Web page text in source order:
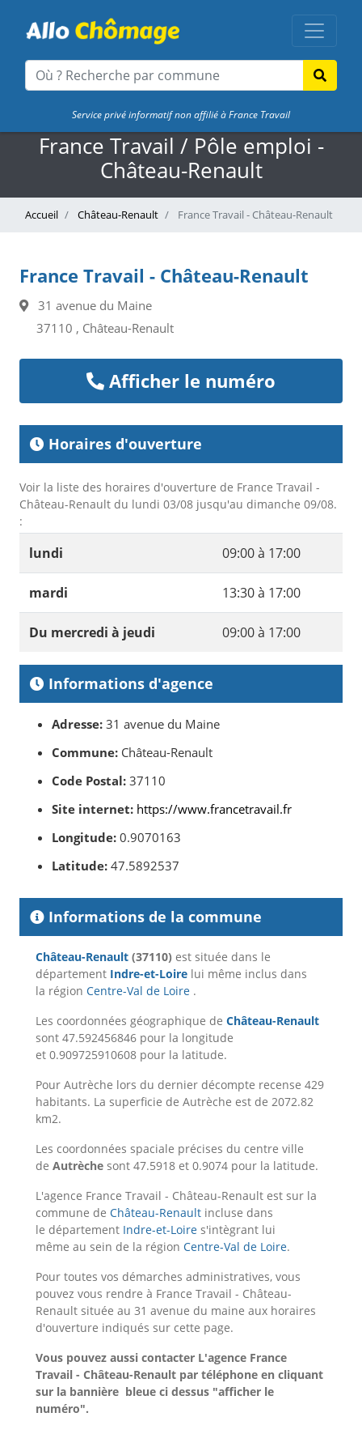
Service privé informatif non affilié à France Travail
France Travail / Pôle emploi -
Château-Renault
Accueil Château-Renault France Travail - Château-Renault
France Travail - Château-Renault
31 avenue du Maine
37110 , Château-Renault
Afficher le numéro
Horaires d'ouverture
Voir la liste des horaires d'ouverture de France Travail -
Château-Renault du lundi 03/08 jusqu'au dimanche 09/08.
:
lundi 09:00 à 17:00
mardi 13:30 à 17:00
Du mercredi à jeudi 09:00 à 17:00
Informations d'agence
Adresse: 31 avenue du Maine
Commune: Château-Renault
Code Postal: 37110
Site internet: https://www.francetravail.fr
Longitude: 0.9070163
Latitude: 47.5892537
Informations de la commune
Château-Renault (37110) est située dans le
département Indre-et-Loire lui même inclus dans
la région Centre-Val de Loire .
Les coordonnées géographique de Château-Renault
sont 47.592456846 pour la longitude
et 0.909725910608 pour la latitude.
Pour Autrèche lors du dernier décompte recense 429
habitants. La superficie de Autrèche est de 2072.82
km2.
Les coordonnées spaciale précises du centre ville
de Autrèche sont 47.5918 et 0.9074 pour la latitude.
L'agence France Travail - Château-Renault est sur la
commune de Château-Renault incluse dans
le département Indre-et-Loire s'intègrant lui
même au sein de la région Centre-Val de Loire.
Pour toutes vos démarches administratives, vous
pouvez vous rendre à France Travail - Château-
Renault située au 31 avenue du maine aux horaires
d'ouverture indiqués sur cette page.
Vous pouvez aussi contacter L'agence France
Travail - Château-Renault par téléphone en cliquant
sur la bannière bleue ci dessus "afficher le
numéro".